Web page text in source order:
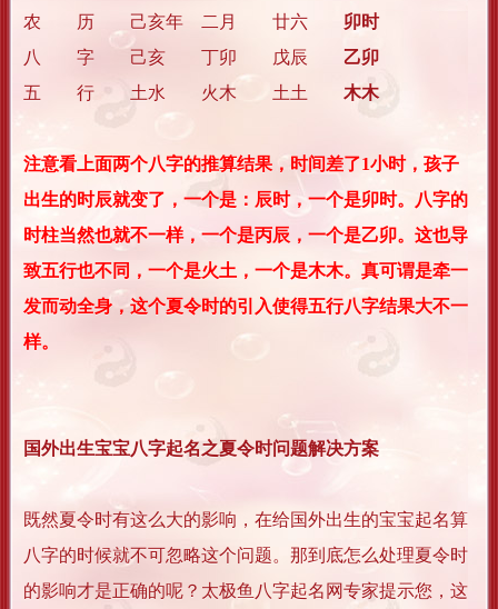
农 历 己亥年 二月 廿六
卯时
八 字
己亥 丁卯 戊辰
乙卯
五 行
土水 火木 土土 木木
注意看上面两个八字的推算结果，时间差了1小时，孩子
出生的时辰就变了，一个是：辰时，一个是卯时。八字的
时柱当然也就不一样，一个是丙辰，一个是乙卯。这也导
致五行也不同，一个是火土，一个是木木。真可谓是牵一
发而动全身，这个夏令时的引入使得五行八字结果大不一
样。
国外出生宝宝八字起名之夏令时问题解决方案
既然夏令时有这么大的影响，在给国外出生的宝宝起名算
八字的时候就不可忽略这个问题。那到底怎么处理夏令时
的影响才是正确的呢？太极鱼八字起名网专家提示您，这